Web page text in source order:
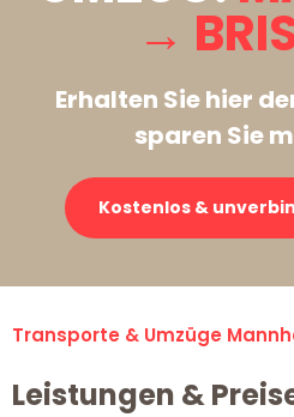
→
Erhalten Sie hier
sparen Sie
Kostenlos &
Transporte & Umzüge
Leistungen &